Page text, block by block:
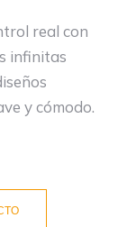
real con
infinitas
y cómodo.